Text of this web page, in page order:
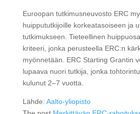
Euroopan tutkimusneuvosto ERC
huippututkijoille korkeatasoiseen ja
tutkimukseen. Tieteellinen
kriteeri, jonka perusteella ERC:n
myönnetään. ERC Starting Grantin
lupaava nuori tutkija, jonka
kulunut 2–7 vuotta.
Lähde: Aalto-yliopisto